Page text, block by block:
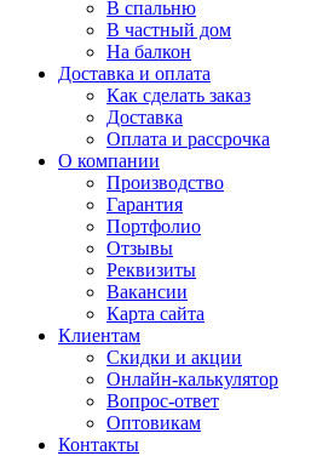
В спальню
В частный дом
На балкон
Доставка и оплата
Как сделать заказ
Доставка
Оплата и рассрочка
О компании
Производство
Гарантия
Портфолио
Отзывы
Реквизиты
Вакансии
Карта сайта
Клиентам
Скидки и акции
Онлайн-калькулятор
Вопрос-ответ
Оптовикам
Контакты